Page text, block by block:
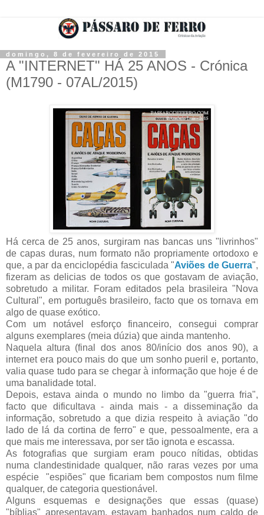
domingo, 8 de fevereiro de 2015
A "INTERNET" HÁ 25 ANOS - Crónica
(M1790 - 07AL/2015)
Há cerca de 25 anos, surgiram nas bancas uns "livrinhos"
de capas duras, num formato não propriamente ortodoxo e
que, a par da enciclopédia fasciculada "Aviões de Guerra",
fizeram as delicias de todos os que gostavam de aviação,
sobretudo a militar. Foram editados pela brasileira "Nova
Cultural", em português brasileiro, facto que os tornava em
algo de quase exótico.
Com um notável esforço financeiro, consegui comprar
alguns exemplares (meia dúzia) que ainda mantenho.
Naquela altura (final dos anos 80/início dos anos 90), a
internet era pouco mais do que um sonho pueril e, portanto,
valia quase tudo para se chegar à informação que hoje é de
uma banalidade total.
Depois, estava ainda o mundo no limbo da "guerra fria",
facto que dificultava - ainda mais - a disseminação da
informação, sobretudo a que dizia respeito à aviação "do
lado de lá da cortina de ferro" e que, pessoalmente, era a
que mais me interessava, por ser tão ignota e escassa.
As fotografias que surgiam eram pouco nítidas, obtidas
numa clandestinidade qualquer, não raras vezes por uma
espécie "espiões" que ficariam bem compostos num filme
qualquer, de categoria questionável.
Alguns esquemas e designações que essas (quase)
"bíblias" apresentavam, estavam banhados num caldo de